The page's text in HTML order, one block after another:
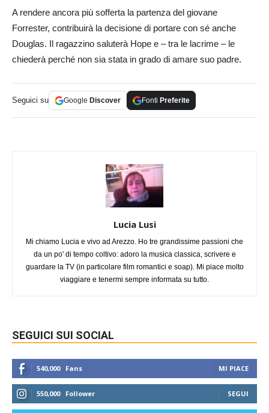
A rendere ancora più sofferta la partenza del giovane
Forrester, contribuirà la decisione di portare con sé anche
Douglas. Il ragazzino saluterà Hope e – tra le lacrime – le
chiederà perché non sia stata in grado di amare suo padre.
Seguici su Google Discover Fonti Preferite
Lucia Lusi
Mi chiamo Lucia e vivo ad Arezzo. Ho tre grandissime passioni che
da un po' di tempo coltivo: adoro la musica classica, scrivere e
guardare la TV (in particolare film romantici e soap). Mi piace molto
viaggiare e tenermi sempre informata su tutto.
SEGUICI SUI SOCIAL
540,000 Fans MI PIACE
550,000 Follower SEGUI